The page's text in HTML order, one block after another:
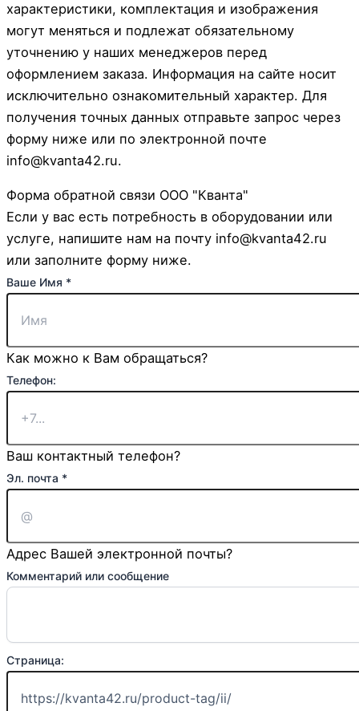
характеристики, комплектация и изображения
могут меняться и подлежат обязательному
уточнению у наших менеджеров перед
оформлением заказа. Информация на сайте носит
исключительно ознакомительный характер. Для
получения точных данных отправьте запрос через
форму ниже или по электронной почте
info@kvanta42.ru.
Форма обратной связи ООО "Кванта"
Если у вас есть потребность в оборудовании или
услуге, напишите нам на почту info@kvanta42.ru
или заполните форму ниже.
Ваше Имя *
Как можно к Вам обращаться?
Телефон:
Ваш контактный телефон?
Эл. почта *
Адрес Вашей электронной почты?
Комментарий или сообщение
Страница: